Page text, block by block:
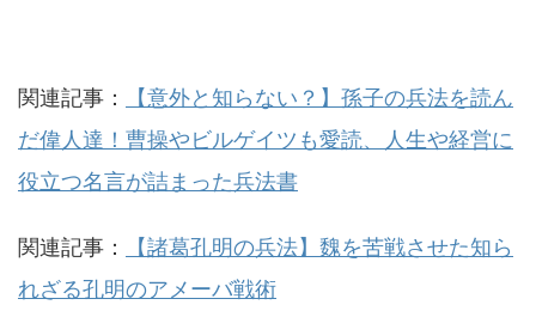
関連記事：
【意外と知らない？】孫子の兵法を読ん
だ偉人達！曹操やビルゲイツも愛読、人生や経営に
役立つ名言が詰まった兵法書
関連記事：
【諸葛孔明の兵法】魏を苦戦させた知ら
れざる孔明のアメーバ戦術